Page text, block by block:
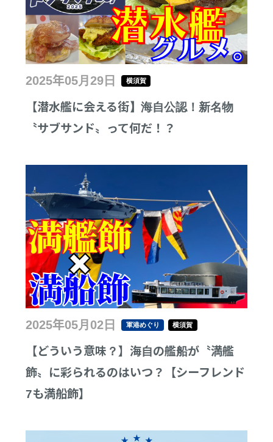
2025年05月29日 横須賀
【潜水艦に会える街】海自公認！新名物
〝サブサンド〟って何だ！？
2025年05月02日 軍港めぐり 横須賀
【どういう意味？】海自の艦船が〝満艦
飾〟に彩られるのはいつ？【シーフレンド
7も満船飾】